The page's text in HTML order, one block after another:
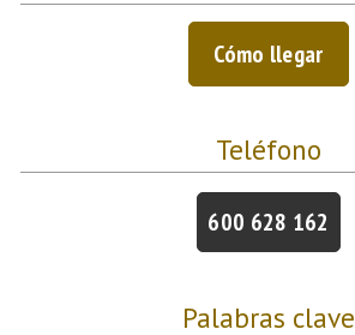
Cómo llegar
Teléfono
600 628 162
Palabras clave